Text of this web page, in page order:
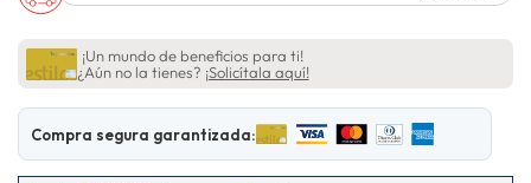
¡Un mundo de beneficios para ti!
¿Aún no la tienes? ¡Solicítala aquí!
Compra segura garantizada: